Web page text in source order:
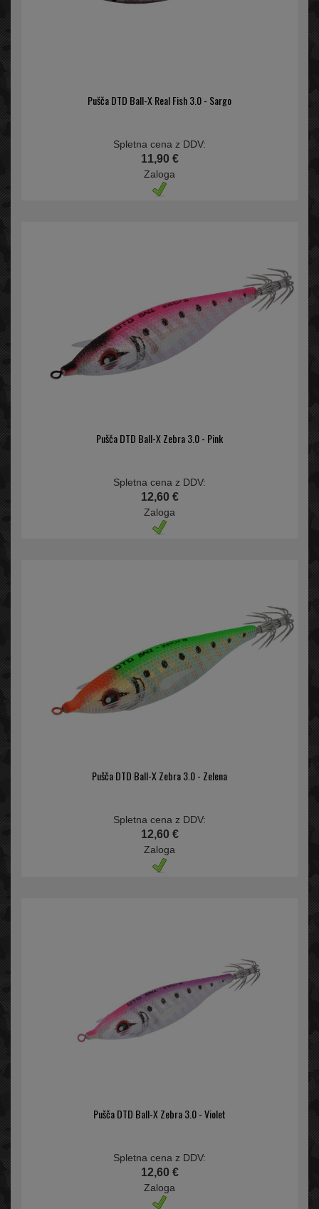
Pušča DTD Ball-X Real Fish 3.0 - Sargo
Spletna cena z DDV:
11,90 €
Zaloga
Pušča DTD Ball-X Zebra 3.0 - Pink
Spletna cena z DDV:
12,60 €
Zaloga
Pušča DTD Ball-X Zebra 3.0 - Zelena
Spletna cena z DDV:
12,60 €
Zaloga
Pušča DTD Ball-X Zebra 3.0 - Violet
Spletna cena z DDV:
12,60 €
Zaloga